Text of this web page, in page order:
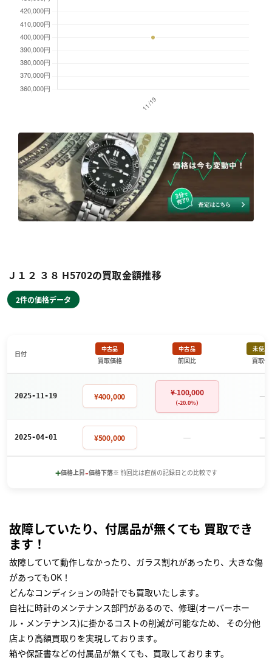
Ｊ１２ ３８ H5702の買取金額推移
2件の価格データ
日付
中古品
買取価格
中古品
前回比
未使用
買取価
2025-11-19 ¥400,000 ¥-100,000
（-20.0%） －
2025-04-01 ¥500,000 － －
+価格上昇-価格下落※ 前回比は直前の記録日との比較です
故障していたり、付属品が無くても 買取でき
ます！
故障していて動作しなかったり、ガラス割れがあったり、大きな傷
があってもOK！
どんなコンディションの時計でも買取いたします｡
自社に時計のメンテナンス部門があるので、修理(オーバーホー
ル・メンテナンス)に掛かるコストの削減が可能なため、 その分他
店より高額買取りを実現しております｡
箱や保証書などの付属品が無くても、買取しております。